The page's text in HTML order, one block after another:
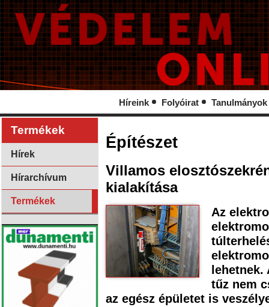
Híreink Folyóirat Tanulmányok
Termékek
Hírek
Hírarchívum
Termékek
Építészet
Villamos
kialakítása
Az
lehetnek.
tűz nem
az egész épületet is